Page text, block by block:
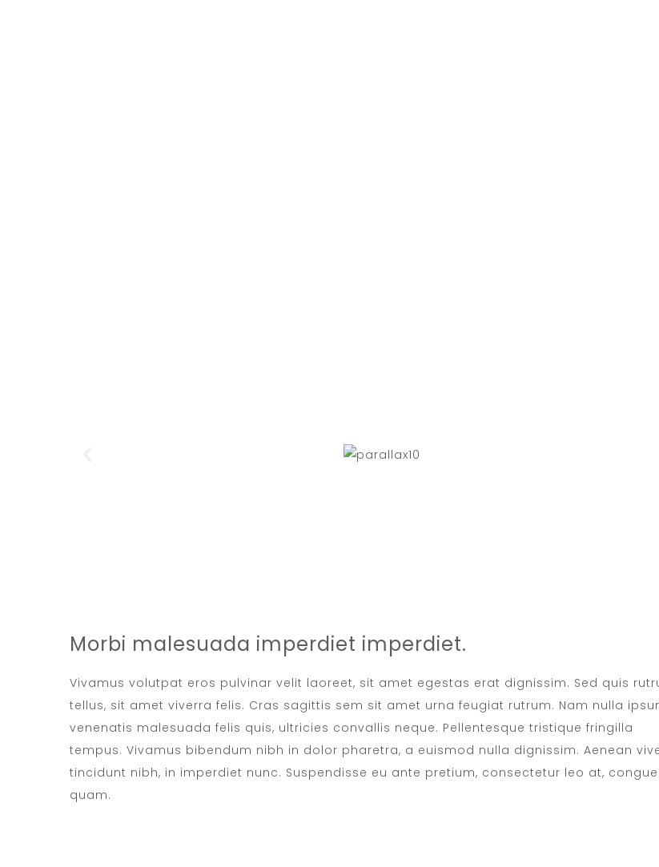
Morbi malesuada imperdiet imperdiet.
Vivamus volutpat eros pulvinar velit laoreet, sit amet egestas erat dignissim. Sed quis
tellus, sit amet viverra felis. Cras sagittis sem sit amet urna feugiat rutrum. Nam nulla
venenatis malesuada felis quis, ultricies convallis neque. Pellentesque tristique fringilla
tempus. Vivamus bibendum nibh in dolor pharetra, a euismod nulla dignissim. Aenean
tincidunt nibh, in imperdiet nunc. Suspendisse eu ante pretium, consectetur leo at, congue
quam.